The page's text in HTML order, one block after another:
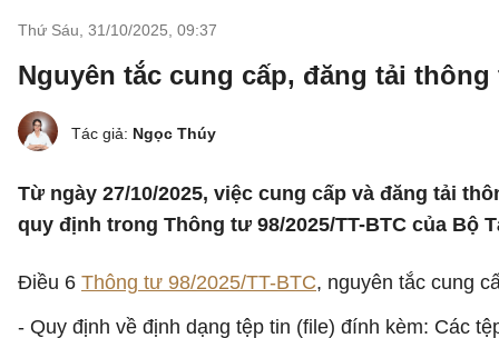
Thứ Sáu, 31/10/2025 09:37
Nguyên tắc cung cấp, đăng tải
Tác giả: Ngọc Thúy
Từ ngày 27/10/2025, việc cung cấp và đăng tải
quy định trong Thông tư 98/2025/TT-BTC của Bộ
Điều 6 Thông tư 98/2025/TT-BTC, nguyên tắc cung
- Quy định về định dạng tệp tin (file) đính kèm: Các